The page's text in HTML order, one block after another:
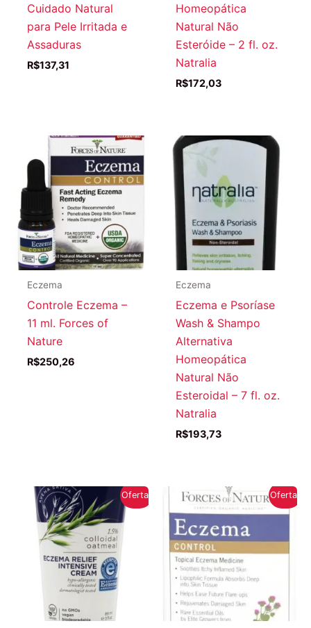
Cuidado Natural
para Pele Irritada e
Assaduras
R$137,31
Homeopática
Natural Não
Esteróide – 2 fl. oz.
Natralia
R$172,03
Eczema
Controle Eczema –
11 ml. Forces of
Nature
R$250,26
Eczema
Eczema e Psoríase
Wash & Shampo
Alternativa
Homeopática
Natural Não
Esteroidal – 7 fl. oz.
Natralia
R$193,73
Oferta! Oferta!